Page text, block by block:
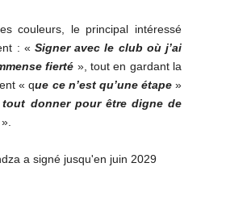
couleurs, le principal intéressé
: « Signer avec le club où j’ai
fierté », tout en gardant la
« que ce n’est qu’une étape»
tout donner pour être digne de
».
a signé jusqu'en juin 2029